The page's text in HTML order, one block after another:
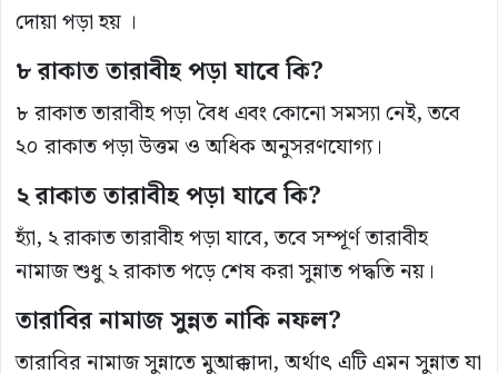
দোয়া পড়া হয় ।
৮ রাকাত তারাবীহ পড়া যাবে কি?
৮ রাকাত তারাবীহ পড়া বৈধ এবং কোনো সমস্যা নেই, তবে
২০ রাকাত পড়া উত্তম ও অধিক অনুসরণযোগ্য।
২ রাকাত তারাবীহ পড়া যাবে কি?
হ্যাঁ, ২ রাকাত তারাবীহ পড়া যাবে, তবে সম্পূর্ণ তারাবীহ
নামাজ শুধু ২ রাকাত পড়ে শেষ করা সুন্নাত পদ্ধতি নয়।
তারাবির নামাজ সুন্নত নাকি নফল?
তারাবির নামাজ সুন্নাতে মুআক্কাদা, অর্থাৎ এটি এমন সুন্নাত যা